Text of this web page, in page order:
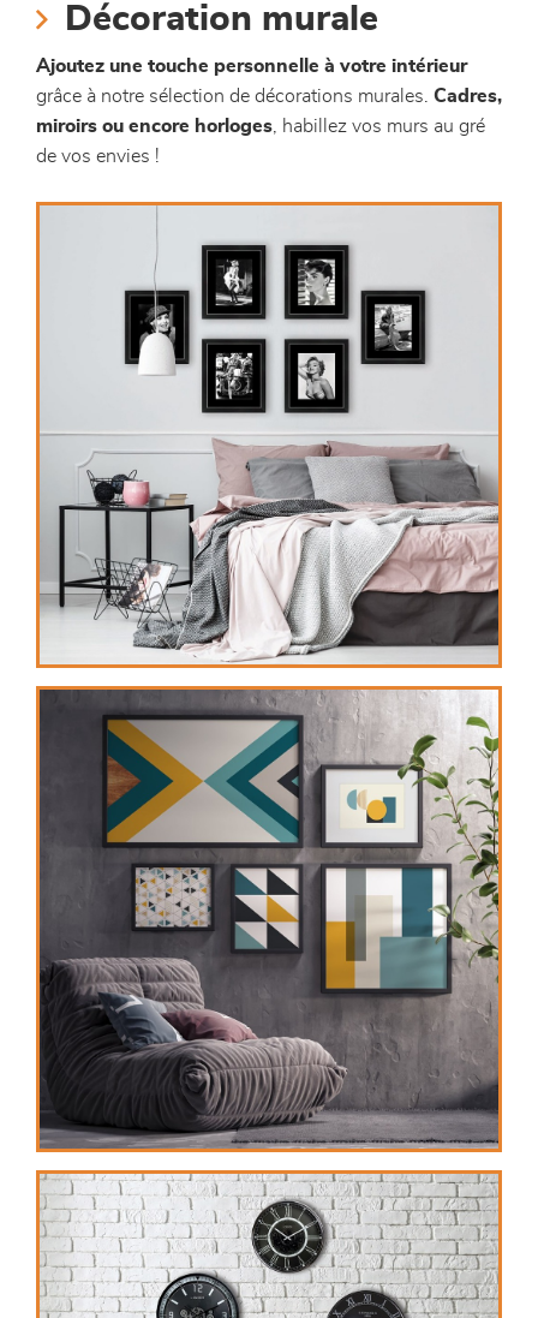
Décoration murale
Ajoutez une touche personnelle à votre intérieur
grâce à notre sélection de décorations murales. Cadres,
miroirs ou encore horloges , habillez vos murs au gré
de vos envies !